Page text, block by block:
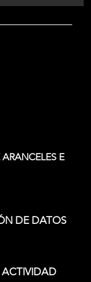
E
DE DATOS